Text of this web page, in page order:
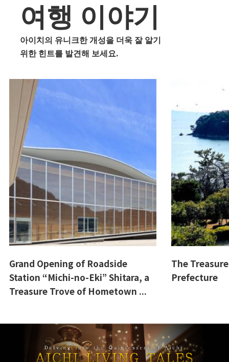
여행 이야기
아이치의 유니크한 개성을 더욱 잘 알기
위한 힌트를 발견해 보세요.
Grand Opening of Roadside
Station “Michi-no-Eki” Shitara, a
Treasure Trove of Hometown ...
The
Prefecture